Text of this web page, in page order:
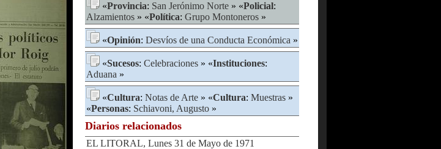
«Provincia: San Jerónimo Norte » «Policial:
Alzamientos » «Política: Grupo Montoneros »
«Opinión: Desvíos de una Conducta Económica »
«Sucesos: Celebraciones » «Instituciones:
Aduana »
«Cultura: Notas de Arte » «Cultura: Muestras »
«Personas: Schiavoni, Augusto »
Diarios relacionados
EL LITORAL, Lunes 31 de Mayo de 1971